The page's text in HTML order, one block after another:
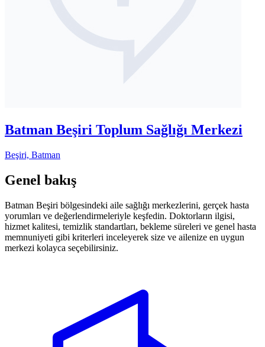
Batman Beşiri Toplum Sağlığı Merkezi
Beşiri, Batman
Genel bakış
Batman Beşiri bölgesindeki aile sağlığı merkezlerini, gerçek hasta
yorumları ve değerlendirmeleriyle keşfedin. Doktorların ilgisi,
hizmet kalitesi, temizlik standartları, bekleme süreleri ve genel hasta
memnuniyeti gibi kriterleri inceleyerek size ve ailenize en uygun
merkezi kolayca seçebilirsiniz.